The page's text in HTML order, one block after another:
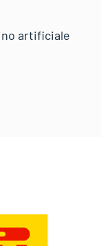
artificiale